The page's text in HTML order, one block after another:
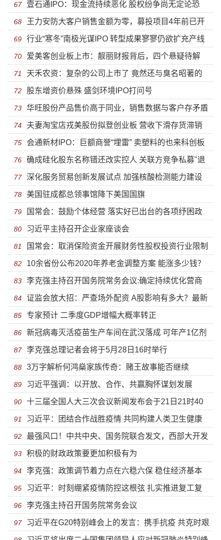
能“扑朔迷离”
67 壹石通IPO：现金流持续恶化 股权纷争尚无定论恐
“后院起火”
68 王力安防大客户销售金额为零，募投项目4年前已开
工
69 行业“寒冬”南极光谋IPO 转型成果寥寥仍欲扩充产线
70 爱美客创业板上市：靓丽财报背后，四个悬疑待解
71 天禾农资：复杂的公司上市了 竟然还与臭名昭著的
康美药业造假有关联
72 股东增资价悬殊 盛剑环境IPO打问号
73 华旺股份产品售价高于同业，销售数据与客户存矛盾
74 夫妻淘宝店戎美股份拟登创业板 营收下滑存货滞销
75 会通新材IPO：巨额商誉“埋雷” 卖塑料的也来科创板
浑水摸鱼？
76 确成硅化股东名称错还改实控人 关联方竞争私募"退
群"
77 深化服务贸易创新发展试点 加强核酸检测能力建设
78 美国驻成都总领事馆降下美国国旗
79 国常会：鼓励个体经营 落实好已出台的各项纾困政
策
80 习近平主持召开企业家座谈会
81 国常会：取消保险资金开展财务性股权投资行业限制
82 10余省份公布2020年养老金调整方案 能涨多少钱？
83 李克强主持召开国务院常务会议:确定持续优化营商
环境措施
84 证监会放大招：严查场外配资 A股影响有多大？最新
解读来了
85 专家预计 二季度GDP增幅大概率转正
86 新冠病毒灭活疫苗生产车间在武汉落成 可年产1亿剂
量
87 李克强总理记者会将于5月28日16时举行
88 3万字解析何鸿燊家族传奇：赌王故事能否继续
89 习近平强调：以开放、合作、共赢胸怀谋划发展
90 十三届全国人大三次会议新闻发布会于21日21时40
分召开
91 习近平：团结合作战胜疫情 共同构建人类卫生健康
共同体
92 最强风口！中共中央、国务院联合发文，西部大开发
“36条”来了！罕见20次提生态，两省表述超预期
93 积极的财政政策要更加积极有为
94 李克强：政策调节着力点在六稳六保 稳住经济基本
盘
95 习近平：时刻绷紧疫情防控这根弦 扎实推进复工复
产复学
96 李克强主持召开国务院常务会议
97 习近平在G20特别峰会上的发言：携手抗疫 共克时艰